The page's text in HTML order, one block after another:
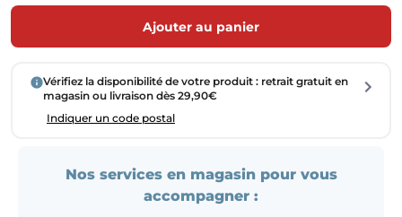
Ajouter au panier
Vérifiez la disponibilité de votre produit : retrait gratuit en
magasin ou livraison dès 29,90€
Indiquer un code postal
Nos services en magasin pour vous
accompagner :